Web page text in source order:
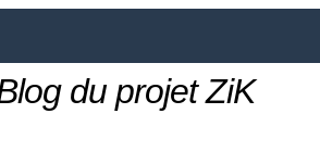
du projet ZiK